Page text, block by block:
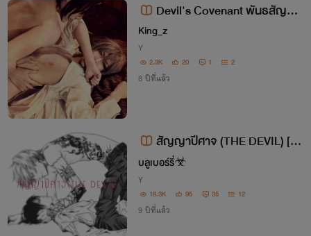
Devil's Covenant พันธสัญญา
ปีศาจ《Yaoi》
King_z
Y
2.3K 20 1 2
8 ปีที่แล้ว
สัญญาปีศาจ (THE DEVIL) [nc
18+]
บลูเบอร์รี่☣
Y
18.3K 95 35 12
9 ปีที่แล้ว